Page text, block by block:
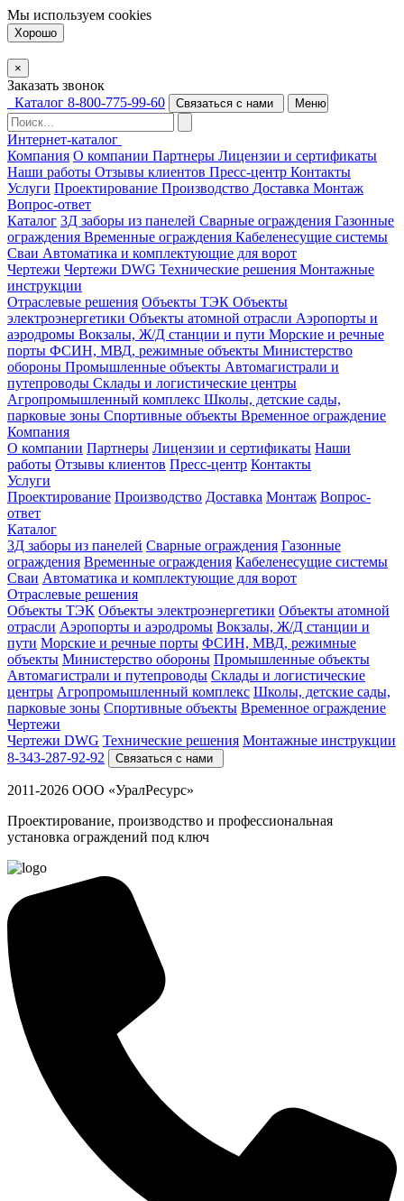
Мы используем cookies
Хорошо
×
Заказать звонок
Каталог 8-800-775-99-60 Связаться с нами Меню
Интернет-каталог
Компания О компании Партнеры Лицензии и сертификаты
Наши работы Отзывы клиентов Пресс-центр Контакты
Услуги Проектирование Производство Доставка Монтаж
Вопрос-ответ
Каталог 3Д заборы из панелей Сварные ограждения Газонные
ограждения Временные ограждения Кабеленесущие системы
Cваи Автоматика и комплектующие для ворот
Чертежи Чертежи DWG Технические решения Монтажные
инструкции
Отраслевые решения Объекты ТЭК Объекты
электроэнергетики Объекты атомной отрасли Аэропорты и
аэродромы Вокзалы, Ж/Д станции и пути Морские и речные
порты ФСИН, МВД, режимные объекты Министерство
обороны Промышленные объекты Автомагистрали и
путепроводы Склады и логистические центры
Агропромышленный комплекс Школы, детские сады,
парковые зоны Спортивные объекты Временное ограждение
Компания
О компании Партнеры Лицензии и сертификаты Наши
работы Отзывы клиентов Пресс-центр Контакты
Услуги
Проектирование Производство Доставка Монтаж Вопрос-
ответ
Каталог
3Д заборы из панелей Сварные ограждения Газонные
ограждения Временные ограждения Кабеленесущие системы
Cваи Автоматика и комплектующие для ворот
Отраслевые решения
Объекты ТЭК Объекты электроэнергетики Объекты атомной
отрасли Аэропорты и аэродромы Вокзалы, Ж/Д станции и
пути Морские и речные порты ФСИН, МВД, режимные
объекты Министерство обороны Промышленные объекты
Автомагистрали и путепроводы Склады и логистические
центры Агропромышленный комплекс Школы, детские сады,
парковые зоны Спортивные объекты Временное ограждение
Чертежи
Чертежи DWG Технические решения Монтажные инструкции
8-343-287-92-92
Связаться с нами
2011-2026 ООО «УралРесурс»
Проектирование, производство и профессиональная
установка ограждений под ключ